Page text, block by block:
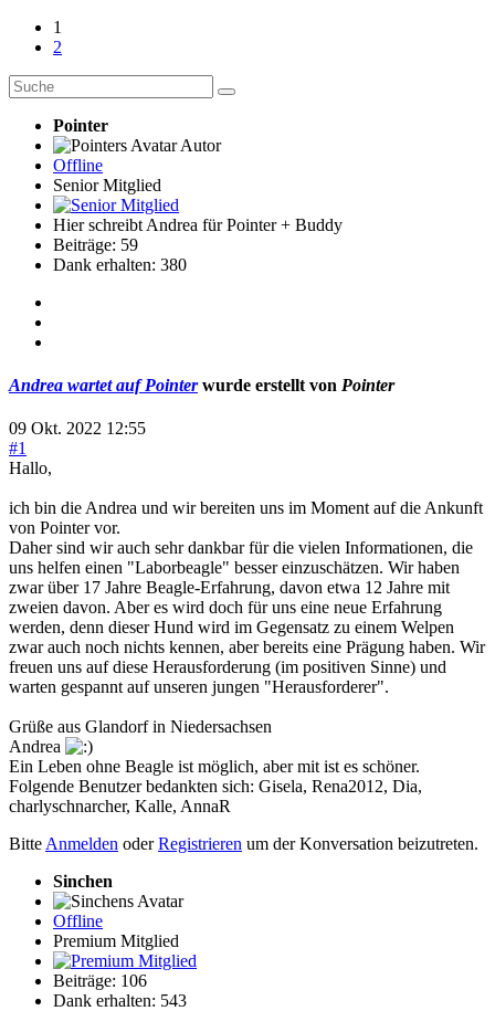
1
2
Pointer
Autor
Offline
Senior Mitglied
Hier schreibt Andrea für Pointer + Buddy
Beiträge: 59
Dank erhalten: 380
Andrea wartet auf Pointerwurde erstellt von Pointer
09 Okt. 2022 12:55
#1
Hallo,
ich bin die Andrea und wir bereiten uns im Moment auf die Ankunft
von Pointer vor.
Daher sind wir auch sehr dankbar für die vielen Informationen, die
uns helfen einen "Laborbeagle" besser einzuschätzen. Wir haben
zwar über 17 Jahre Beagle-Erfahrung, davon etwa 12 Jahre mit
zweien davon. Aber es wird doch für uns eine neue Erfahrung
werden, denn dieser Hund wird im Gegensatz zu einem Welpen
zwar auch noch nichts kennen, aber bereits eine Prägung haben. Wir
freuen uns auf diese Herausforderung (im positiven Sinne) und
warten gespannt auf unseren jungen "Herausforderer".
Grüße aus Glandorf in Niedersachsen
Andrea
Ein Leben ohne Beagle ist möglich, aber mit ist es schöner.
Folgende Benutzer bedankten sich: Gisela, Rena2012, Dia,
charlyschnarcher, Kalle, AnnaR
BitteAnmelden oderRegistrieren um der Konversation beizutreten.
Sinchen
Offline
Premium Mitglied
Beiträge: 106
Dank erhalten: 543